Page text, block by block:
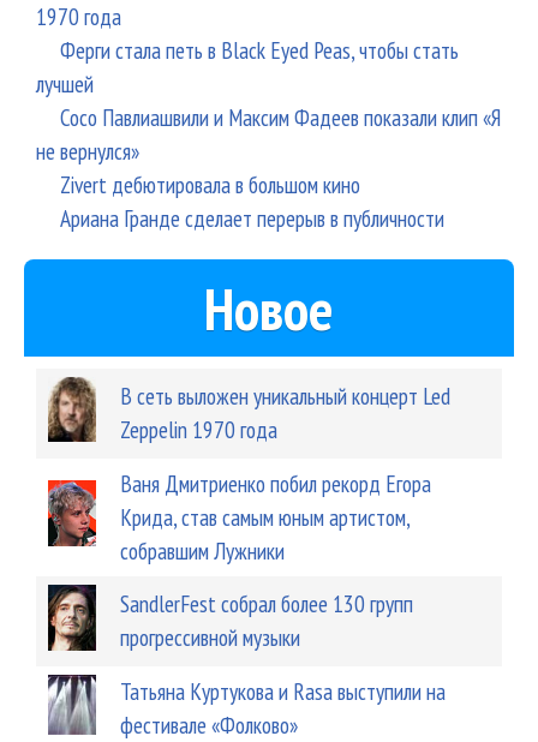
1970 года
Ферги стала петь в Black Eyed Peas, чтобы стать
лучшей
Сосо Павлиашвили и Максим Фадеев показали клип «Я
не вернулся»
Zivert дебютировала в большом кино
Ариана Гранде сделает перерыв в публичности
Новое
В сеть выложен уникальный концерт Led
Zeppelin 1970 года
Ваня Дмитриенко побил рекорд Егора
Крида, став самым юным артистом,
собравшим Лужники
SandlerFest собрал более 130 групп
прогрессивной музыки
Татьяна Куртукова и Rasa выступили на
фестивале «Фолково»